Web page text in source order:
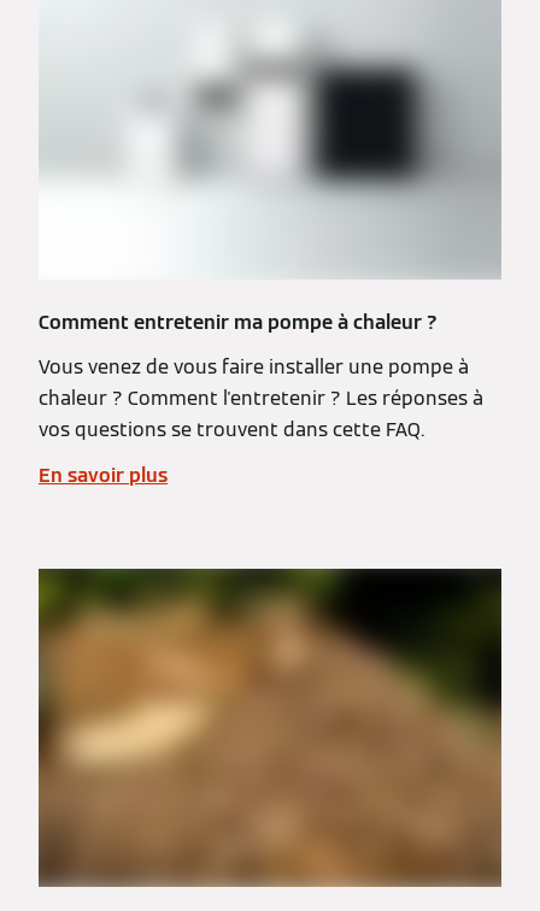
Comment entretenir ma pompe à chaleur ?
Vous venez de vous faire installer une pompe à
chaleur ? Comment l'entretenir ? Les réponses à
vos questions se trouvent dans cette FAQ.
En savoir plus